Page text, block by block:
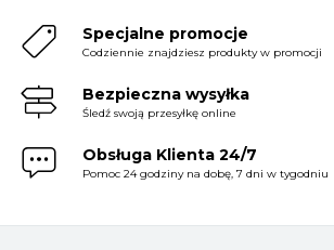
Specjalne promocje
Codziennie znajdziesz produkty w promocji
Bezpieczna wysyłka
Śledź swoją przesyłkę online
Obsługa Klienta 24/7
Pomoc 24 godziny na dobę, 7 dni w tygodniu